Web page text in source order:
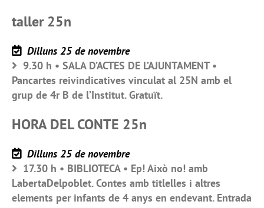
taller 25n
Dilluns 25 de novembre
9.30 h • SALA D’ACTES DE L’AJUNTAMENT •
Pancartes reivindicatives vinculat al 25N amb el
grup de 4r B de l’Institut. Gratuït.
HORA DEL CONTE 25n
Dilluns 25 de novembre
17.30 h • BIBLIOTECA • Ep! Això no! amb
LabertaDelpoblet. Contes amb titlelles i altres
elements per infants de 4 anys en endevant. Entrada